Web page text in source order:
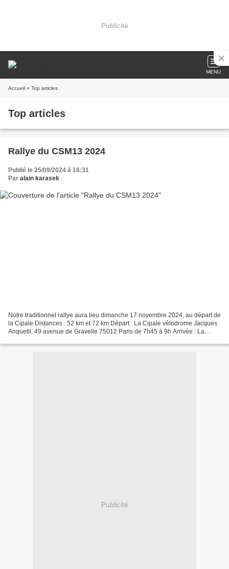
Publicité
MENU
Accueil » Top articles
Top articles
Rallye du CSM13 2024
Publié le 25/09/2024 à 18:31
Par alain karasek
Notre traditionnel rallye aura lieu dimanche 17 novembre 2024, au départ de
la Cipale Distances : 52 km et 72 km Départ : La Cipale vélodrome Jacques
Anquetil, 49 avenue de Gravelle 75012 Paris de 7h45 à 9h Arrivée : La
Publicité